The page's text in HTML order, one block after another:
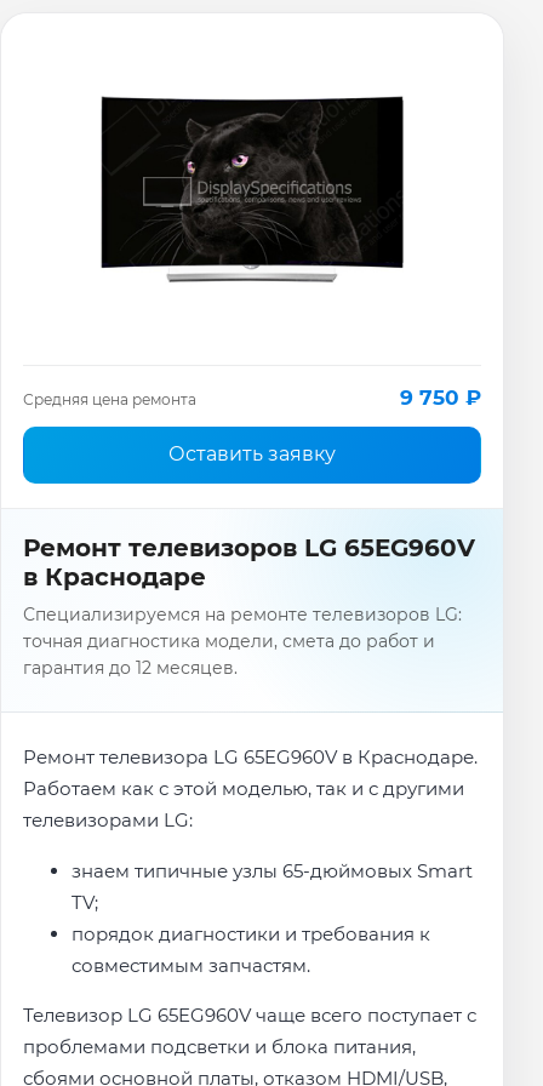
Средняя цена ремонта 9 750 ₽
Оставить заявку
Ремонт телевизоров LG 65EG960V
в Краснодаре
Специализируемся на ремонте телевизоров LG:
точная диагностика модели, смета до работ и
гарантия до 12 месяцев.
Ремонт телевизора LG 65EG960V в Краснодаре.
Работаем как с этой моделью, так и с другими
телевизорами LG:
знаем типичные узлы 65-дюймовых Smart
TV;
порядок диагностики и требования к
совместимым запчастям.
Телевизор LG 65EG960V чаще всего поступает с
проблемами подсветки и блока питания,
сбоями основной платы, отказом HDMI/USB,